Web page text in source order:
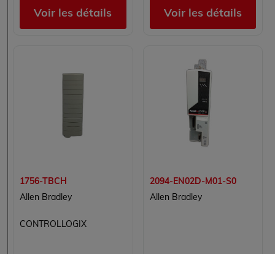
Voir les détails Voir les détails
1756-TBCH
Allen Bradley
CONTROLLOGIX
2094-EN02D-M01-S0
Allen Bradley